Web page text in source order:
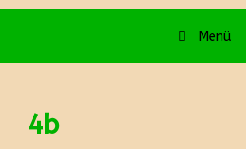
Menü
4b